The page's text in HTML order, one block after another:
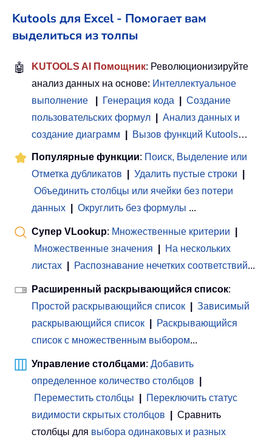
Kutools для Excel - Помогает вам
выделиться из толпы
🤖 KUTOOLS AI Помощник: Революционизируйте
анализ данных на основе: Интеллектуальное
выполнение
Генерация кода
Создание
пользовательских формул
Анализ данных и
создание диаграмм
Вызов функций Kutools…
Популярные функции: Поиск, Выделение или
Отметка дубликатов
Удалить пустые строки
Объединить столбцы или ячейки без потери
данных
Округлить без формулы ...
Супер VLookup: Множественные критерии
Множественные значения
На нескольких
листах
Распознавание нечетких соответствий...
Расширенный раскрывающийся список:
Простой раскрывающийся список
Зависимый
раскрывающийся список
Раскрывающийся
список с множественным выбором...
Управление столбцами: Добавить
определенное количество столбцов
Переместить столбцы
Переключить статус
видимости скрытых столбцов
Сравнить
столбцы для выбора одинаковых и разных